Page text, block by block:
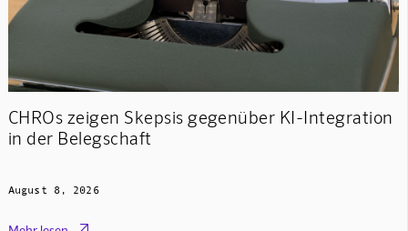
CHROs zeigen Skepsis gegenüber KI-Integration
in der Belegschaft
August 8, 2026